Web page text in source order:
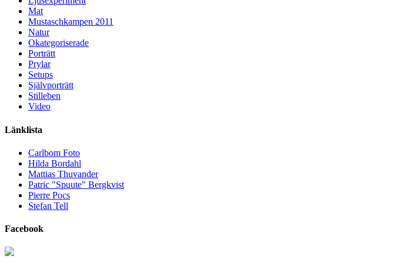
Mat
Mustaschkampen 2011
Natur
Okategoriserade
Porträtt
Prylar
Setups
Självporträtt
Stilleben
Video
Länklista
Carlbom Foto
Hilda Bordahl
Mattias Thuvander
Patric "Spuute" Bergkvist
Pierre Pocs
Stefan Tell
Facebook